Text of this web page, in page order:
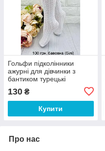
Гольфи підколінники
ажурні для дівчинки з
бантиком турецькі
130 ₴
Купити
Про нас